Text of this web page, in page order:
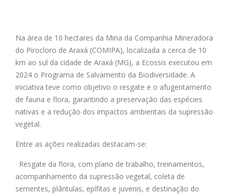
Na área de 10 hectares da Mina da Companhia Mineradora
do Pirocloro de Araxá (COMIPA), localizada a cerca de 10
km ao sul da cidade de Araxá (MG), a Ecossis executou em
2024 o Programa de Salvamento da Biodiversidade. A
iniciativa teve como objetivo o resgate e o afugentamento
de fauna e flora, garantindo a preservação das espécies
nativas e a redução dos impactos ambientais da supressão
vegetal.
Entre as ações realizadas destacam-se:
· Resgate da flora, com plano de trabalho, treinamentos,
acompanhamento da supressão vegetal, coleta de
sementes, plântulas, epífitas e juvenis, e destinação do